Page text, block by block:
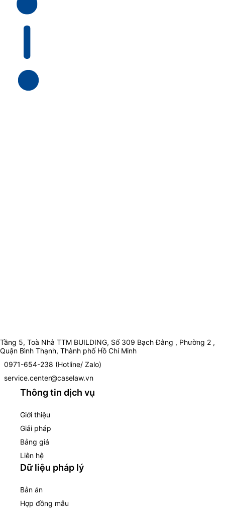
Tầng 5, Toà Nhà TTM BUILDING, Số 309 Bạch Đằng , Phường 2 ,
Quận Bình Thạnh, Thành phố Hồ Chí Minh
0971-654-238 (Hotline/ Zalo)
service.center@caselaw.vn
Thông tin dịch vụ
Giới thiệu
Giải pháp
Bảng giá
Liên hệ
Dữ liệu pháp lý
Bản án
Hợp đồng mẫu